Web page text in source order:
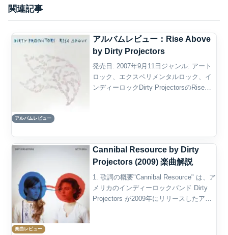
関連記事
アルバムレビュー
アルバムレビュー：Rise Above
by Dirty Projectors
発売日: 2007年9月11日ジャンル: アート
ロック、エクスペリメンタルロック、イ
ンディーロックDirty ProjectorsのRise
楽曲レビュー
Cannibal Resource by Dirty
Projectors (2009) 楽曲解説
1. 歌詞の概要"Cannibal Resource" は、ア
メリカのインディーロックバンド Dirty
Projectors が2009年にリリースしたアル